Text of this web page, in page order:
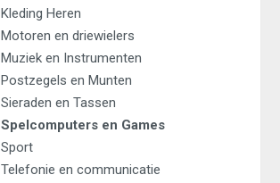
Kleding Heren
Motoren en driewielers
Muziek en Instrumenten
Postzegels en Munten
Sieraden en Tassen
Spelcomputers en Games
Sport
Telefonie en communicatie